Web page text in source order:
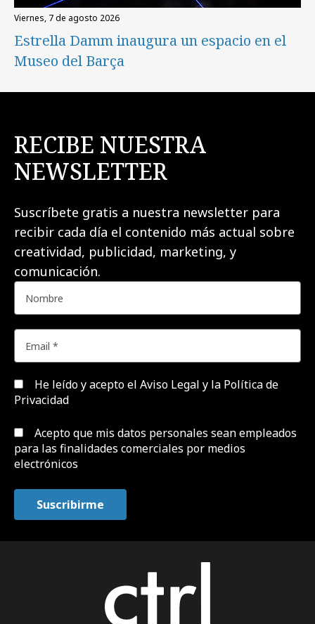
viernes, 7 de agosto 2026
Estrella Damm inaugura un espacio en el
Museo del Barça
RECIBE NUESTRA
NEWSLETTER
Suscríbete gratis a nuestra newsletter para
recibir cada día el contenido más actual sobre
creatividad, publicidad, marketing, y
comunicación.
He leído y acepto el Aviso Legal y la Política de
Privacidad
Acepto que mis datos personales sean empleados
para las finalidades comerciales por medios
electrónicos